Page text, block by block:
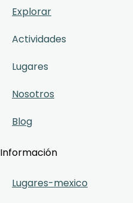
Explorar
Actividades
Lugares
Nosotros
Blog
Información
Lugares-mexico